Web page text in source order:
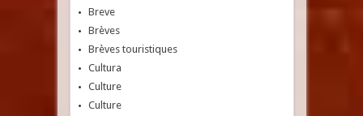
Breve
Brèves
Brèves touristiques
Cultura
Culture
Culture